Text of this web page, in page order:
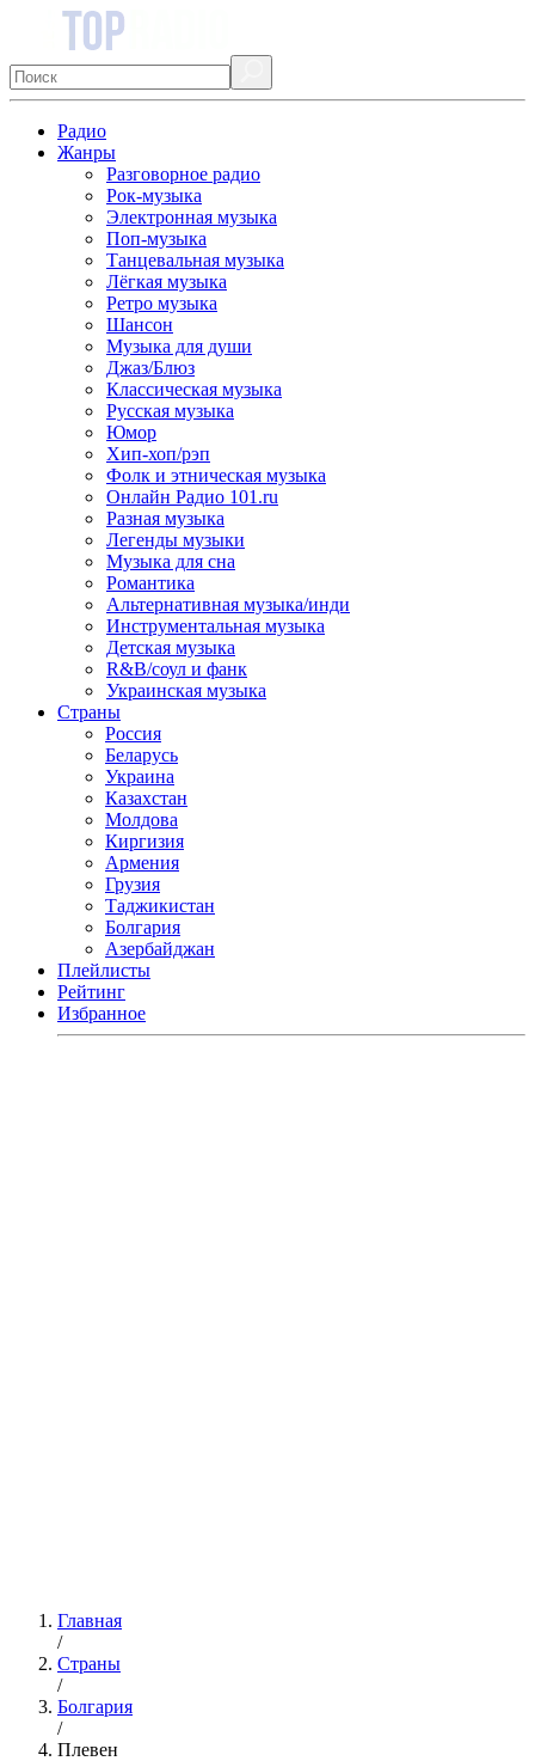
Радио
Жанры
Разговорное радио
Рок-музыка
Электронная музыка
Поп-музыка
Танцевальная музыка
Лёгкая музыка
Ретро музыка
Шансон
Музыка для души
Джаз/Блюз
Классическая музыка
Русская музыка
Юмор
Хип-хоп/рэп
Фолк и этническая музыка
Онлайн Радио 101.ru
Разная музыка
Легенды музыки
Музыка для сна
Романтика
Альтернативная музыка/инди
Инструментальная музыка
Детская музыка
R&B/cоул и фанк
Украинская музыка
Страны
Россия
Беларусь
Украина
Казахстан
Молдова
Киргизия
Армения
Грузия
Таджикистан
Болгария
Азербайджан
Плейлисты
Рейтинг
Избранное
Главная
/
Страны
/
Болгария
/
Плевен